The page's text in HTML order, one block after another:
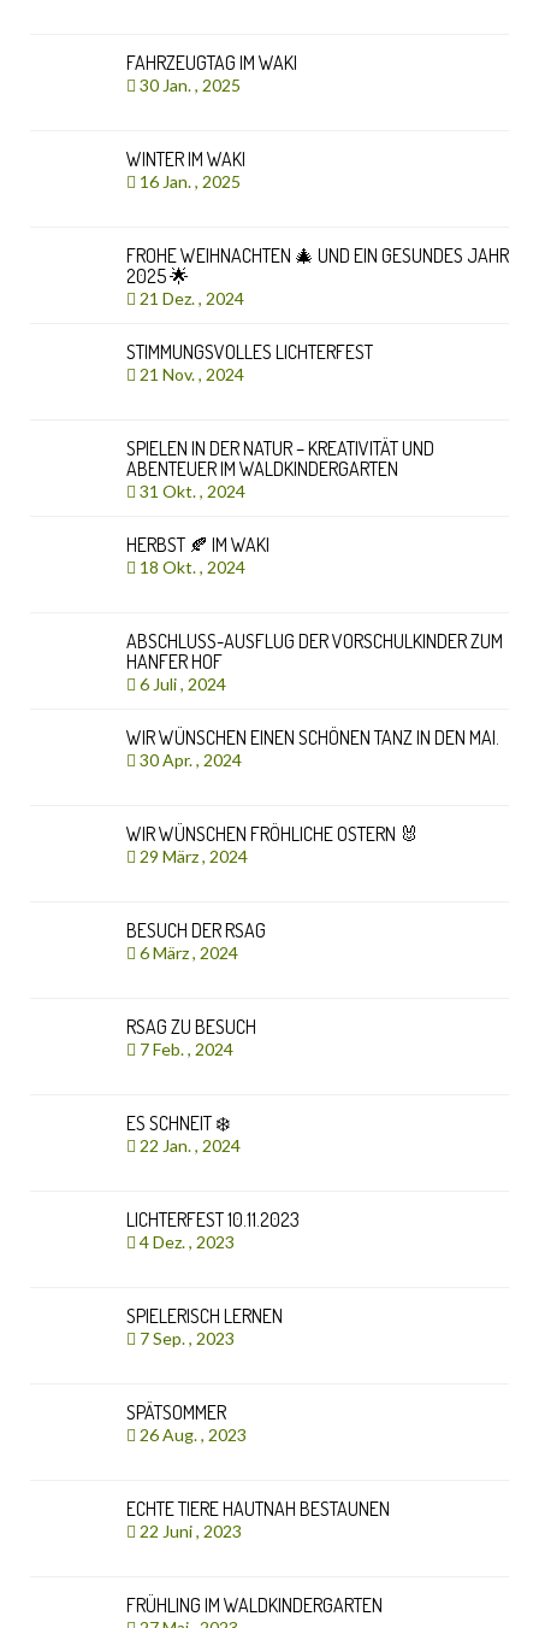
FAHRZEUGTAG IM WAKI
30 Jan. , 2025
WINTER IM WAKI
16 Jan. , 2025
FROHE WEIHNACHTEN 🎄 UND EIN GESUNDES JAHR
2025 🌟
21 Dez. , 2024
STIMMUNGSVOLLES LICHTERFEST
21 Nov. , 2024
SPIELEN IN DER NATUR – KREATIVITÄT UND
ABENTEUER IM WALDKINDERGARTEN
31 Okt. , 2024
HERBST 🍂 IM WAKI
18 Okt. , 2024
ABSCHLUSS-AUSFLUG DER VORSCHULKINDER ZUM
HANFER HOF
6 Juli , 2024
WIR WÜNSCHEN EINEN SCHÖNEN TANZ IN DEN MAI.
30 Apr. , 2024
WIR WÜNSCHEN FRÖHLICHE OSTERN 🐰
29 März , 2024
BESUCH DER RSAG
6 März , 2024
RSAG ZU BESUCH
7 Feb. , 2024
ES SCHNEIT ❄️
22 Jan. , 2024
LICHTERFEST 10.11.2023
4 Dez. , 2023
SPIELERISCH LERNEN
7 Sep. , 2023
SPÄTSOMMER
26 Aug. , 2023
ECHTE TIERE HAUTNAH BESTAUNEN
22 Juni , 2023
FRÜHLING IM WALDKINDERGARTEN